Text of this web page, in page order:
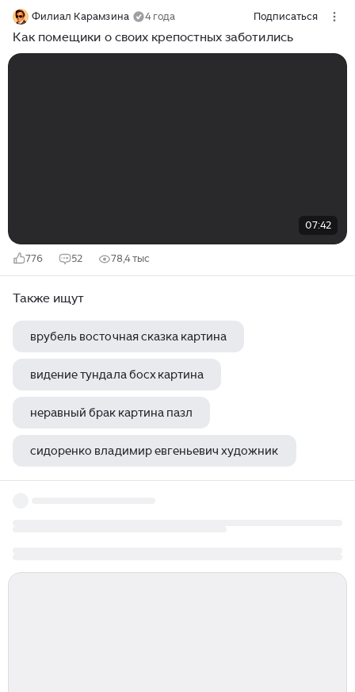
Филиал Карамзина 4 года Подписаться
Как помещики о своих крепостных заботились
07:42
776 52 78,4 тыс
Также ищут
врубель восточная сказка картина
видение тундала босх картина
неравный брак картина пазл
сидоренко владимир евгеньевич художник